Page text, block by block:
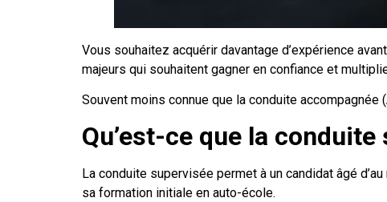
Vous souhaitez acquérir davantage d’expérience
majeurs qui souhaitent gagner en confiance et
Souvent moins connue que la conduite
Qu’est-ce que la conduite
La conduite supervisée permet à un candidat âgé
sa formation initiale en auto-école.